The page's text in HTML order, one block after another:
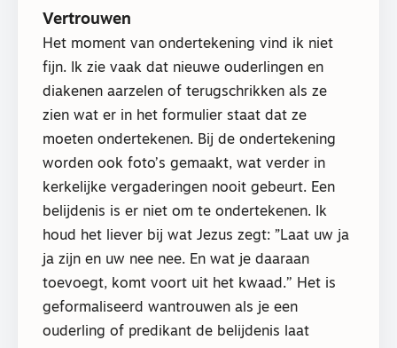
Vertrouwen
Het moment van ondertekening vind ik niet
fijn. Ik zie vaak dat nieuwe ouderlingen en
diakenen aarzelen of terugschrikken als ze
zien wat er in het formulier staat dat ze
moeten ondertekenen. Bij de ondertekening
worden ook foto’s gemaakt, wat verder in
kerkelijke vergaderingen nooit gebeurt. Een
belijdenis is er niet om te ondertekenen. Ik
houd het liever bij wat Jezus zegt: ”Laat uw ja
ja zijn en uw nee nee. En wat je daaraan
toevoegt, komt voort uit het kwaad.’’ Het is
geformaliseerd wantrouwen als je een
ouderling of predikant de belijdenis laat